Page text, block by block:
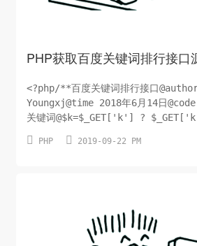
PHP获取百度关键词排行接口
<?php/**百度关键词排行接口
Youngxj@time 2018年6月14日@code 200->正常 *///
关键词@$k=$_GET['k'] ?
'www.youngxj.cn';// 百度搜索默
 PHP  2019-09-22 PM